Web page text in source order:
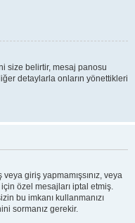
size belirtir, mesaj panosu
detaylarla onların yönettikleri
giriş yapmamışsınız, veya
özel mesajları iptal etmiş.
bu imkanı kullanmanızı
sormanız gerekir.